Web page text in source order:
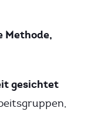
Methode,
gesichtet